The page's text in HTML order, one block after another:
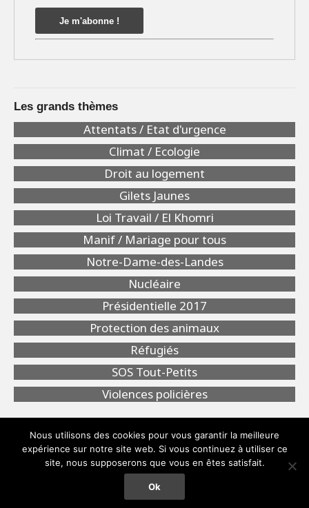
Les grands thèmes
Attentats / Etat d'urgence
Climat / Ecologie
Droit au logement
Gilets Jaunes
Loi Travail / El Khomri
Manif / Mariage pour tous
Notre-Dame-des-Landes
Nucléaire
Présidentielle 2017
Protection des animaux
Réfugiés
SOS Tout-Petits
Violences policières
Copyright Télé Bocal 2018 -Mentions légales
Nous utilisons des cookies pour vous garantir la meilleure
expérience sur notre site web. Si vous continuez à utiliser ce
site, nous supposerons que vous en êtes satisfait.
Ok